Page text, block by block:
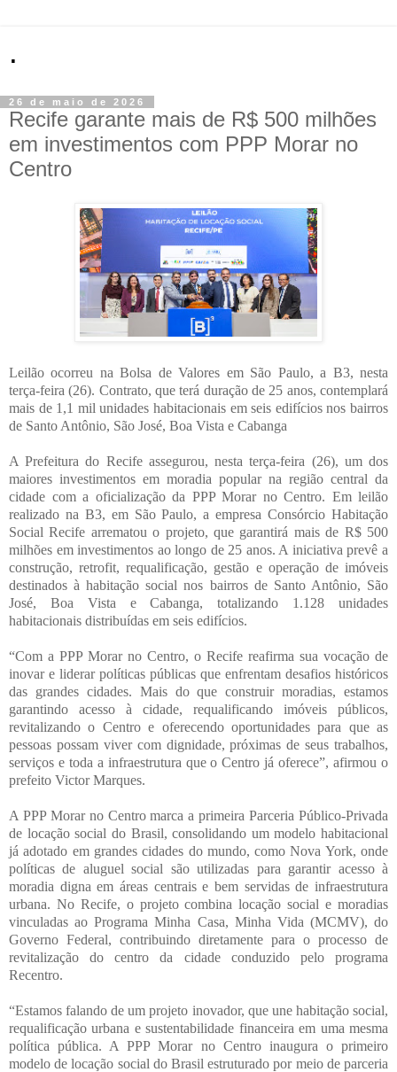
.
26 de maio de 2026
Recife garante mais de R$ 500 milhões
em investimentos com PPP Morar no
Centro
Leilão ocorreu na Bolsa de Valores em São Paulo, a B3, nesta
terça-feira (26). Contrato, que terá duração de 25 anos, contemplará
mais de 1,1 mil unidades habitacionais em seis edifícios nos bairros
de Santo Antônio, São José, Boa Vista e Cabanga
A Prefeitura do Recife assegurou, nesta terça-feira (26), um dos
maiores investimentos em moradia popular na região central da
cidade com a oficialização da PPP Morar no Centro. Em leilão
realizado na B3, em São Paulo, a empresa Consórcio Habitação
Social Recife arrematou o projeto, que garantirá mais de R$ 500
milhões em investimentos ao longo de 25 anos. A iniciativa prevê a
construção, retrofit, requalificação, gestão e operação de imóveis
destinados à habitação social nos bairros de Santo Antônio, São
José, Boa Vista e Cabanga, totalizando 1.128 unidades
habitacionais distribuídas em seis edifícios.
“Com a PPP Morar no Centro, o Recife reafirma sua vocação de
inovar e liderar políticas públicas que enfrentam desafios históricos
das grandes cidades. Mais do que construir moradias, estamos
garantindo acesso à cidade, requalificando imóveis públicos,
revitalizando o Centro e oferecendo oportunidades para que as
pessoas possam viver com dignidade, próximas de seus trabalhos,
serviços e toda a infraestrutura que o Centro já oferece”, afirmou o
prefeito Victor Marques.
A PPP Morar no Centro marca a primeira Parceria Público-Privada
de locação social do Brasil, consolidando um modelo habitacional
já adotado em grandes cidades do mundo, como Nova York, onde
políticas de aluguel social são utilizadas para garantir acesso à
moradia digna em áreas centrais e bem servidas de infraestrutura
urbana. No Recife, o projeto combina locação social e moradias
vinculadas ao Programa Minha Casa, Minha Vida (MCMV), do
Governo Federal, contribuindo diretamente para o processo de
revitalização do centro da cidade conduzido pelo programa
Recentro.
“Estamos falando de um projeto inovador, que une habitação social,
requalificação urbana e sustentabilidade financeira em uma mesma
política pública. A PPP Morar no Centro inaugura o primeiro
modelo de locação social do Brasil estruturado por meio de parceria